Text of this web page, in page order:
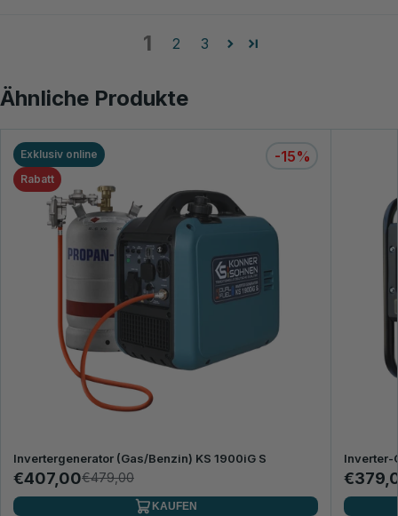
1 2 3
Ähnliche Produkte
-15%
Exklusiv online
Rabatt
Invertergenerator (Gas/Benzin) KS 1900iG S
€407,00€479,00
KAUFEN
Inverter-